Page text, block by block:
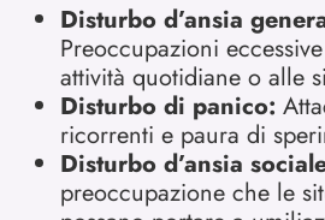
Disturbo d’ansia
Preoccupazioni
attività quotidiane o alle
Disturbo di panico:
ricorrenti e paura di
Disturbo d’ansia
preoccupazione che le